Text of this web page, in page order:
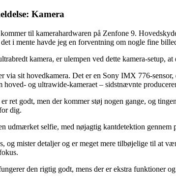
Kamera
til kamerahardwaren på Zenfone 9.
i mente havde jeg en forventning om nogle fine
kamera, er ulempen ved dette kamera-setup,
via sit hovedkamera. Det er en Sony IMX 776-
hoved- og ultrawide-kameraet – sidstnævnte
ret godt, men der kommer støj nogen gange, og
dig.
udmærket selfie, med nøjagtig kantdetektion
og mister detaljer og er meget mere tilbøjelige til at
den rigtig godt, mens der er ekstra funktioner